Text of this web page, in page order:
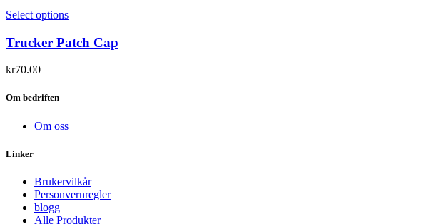
Select options
Trucker Patch Cap
kr70.00
Om bedriften
Om oss
Linker
Brukervilkår
Personvernregler
blogg
Alle Produkter